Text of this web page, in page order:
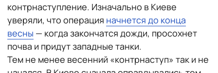
контрнаступление. Изначально в Киеве
уверяли, что операция начнется до конца
весны — когда закончатся дожди, просохнет
почва и придут западные танки.
Тем не менее весенний «контрнаступ» так и не